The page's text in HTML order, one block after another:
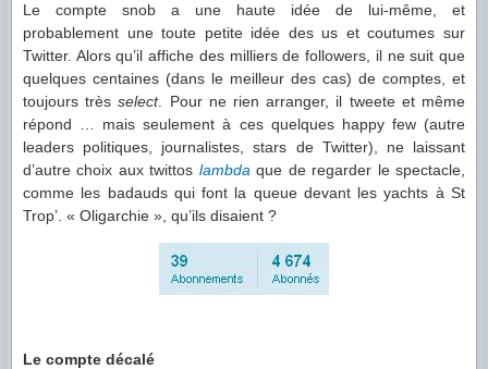
Le compte snob a une haute idée de lui-même, et
probablement une toute petite idée des us et coutumes sur
Twitter. Alors qu’il affiche des milliers de followers, il ne suit que
quelques centaines (dans le meilleur des cas) de comptes, et
toujours trèsselect. Pour ne rien arranger, il tweete et même
répond … mais seulement à ces quelques happy few (autre
leaders politiques, journalistes, stars de Twitter), ne laissant
d’autre choix aux twittos lambda que de regarder le spectacle,
comme les badauds qui font la queue devant les yachts à St
Trop’. « Oligarchie », qu’ils disaient ?
Le compte décalé